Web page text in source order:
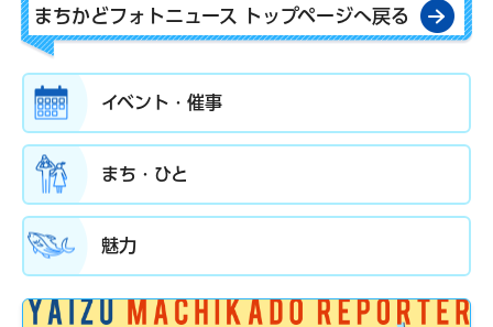
まちかどフォトニュース トップページへ戻る
イベント・催事
まち・ひと
魅力